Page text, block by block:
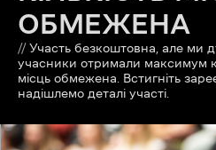
ОБМЕЖЕНА
// Участь безкоштовна, але ми
учасники отримали максимум
місць обмежена. Встигніть
надішлемо деталі участі.